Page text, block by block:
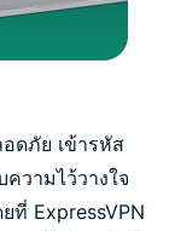
ดภัย เข้ารหัส
วามไว้วางใจ
ที่ ExpressVPN